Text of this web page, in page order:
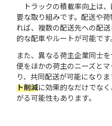
トラックの積載率向上は
要な取り組みです。配送や
れば、複数の配送先への配
的な配車やルートが可能です
また、異なる荷主企業同士
便をほかの荷主のニーズと
り、共同配送が可能になりま
ト削減に効果的なだけでなく
がる可能性もあります。